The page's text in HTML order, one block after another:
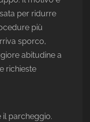
per ridurre
più
sporco,
abitudine a
richieste
il parcheggio.